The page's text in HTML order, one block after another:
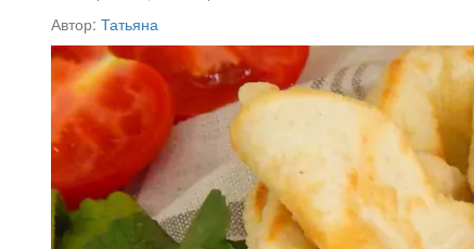
Автор: Татьяна